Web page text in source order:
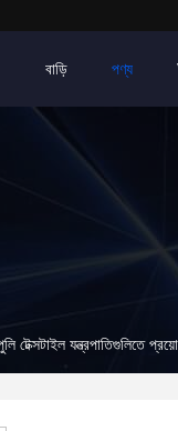
বাড়ি পণ্য
টেক্সটাইল যন্ত্রপাতিগুলিতে